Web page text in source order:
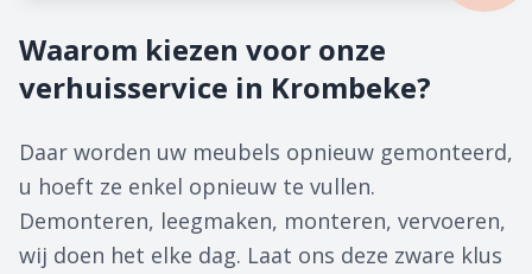
Waarom kiezen voor onze
verhuisservice in Krombeke?
Daar worden uw meubels opnieuw gemonteerd,
u hoeft ze enkel opnieuw te vullen.
Demonteren, leegmaken, monteren, vervoeren,
wij doen het elke dag. Laat ons deze zware klus